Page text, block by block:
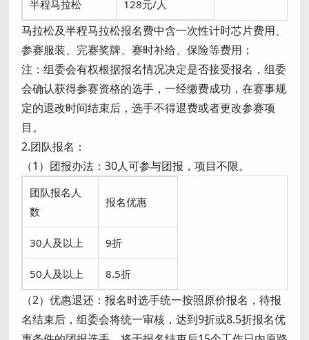
半程马拉松 128元/人
马拉松及半程马拉松报名费中含一次性计时芯片费用、
参赛服装、完赛奖牌、赛时补给、保险等费用；
注：组委会有权根据报名情况决定是否接受报名，组委
会确认获得参赛资格的选手，一经缴费成功，在赛事规
定的退改时间结束后，选手不得退费或者更改参赛项
目。
2.团队报名：
（1）团报办法：30人可参与团报，项目不限。
团队报名人
数
报名优惠
30人及以上 9折
50人及以上 8.5折
（2）优惠退还：报名时选手统一按照原价报名，待报
名结束后，组委会将统一审核，达到9折或8.5折报名优